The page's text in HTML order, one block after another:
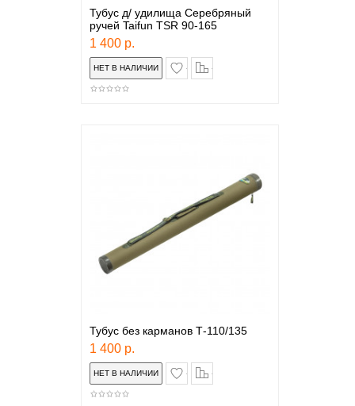
Тубус д/ удилища Серебряный
ручей Taifun TSR 90-165
1 400 р.
в закладки
Тубус без карманов Т-110/135
1 400 р.
в закладки